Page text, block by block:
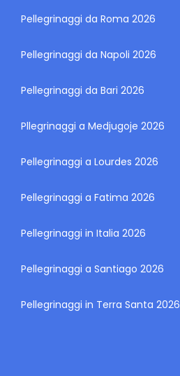
Pellegrinaggi da Roma 2026
Pellegrinaggi da Napoli 2026
Pellegrinaggi da Bari 2026
Pllegrinaggi a Medjugoje 2026
Pellegrinaggi a Lourdes 2026
Pellegrinaggi a Fatima 2026
Pellegrinaggi in Italia 2026
Pellegrinaggi a Santiago 2026
Pellegrinaggi in Terra Santa 2026